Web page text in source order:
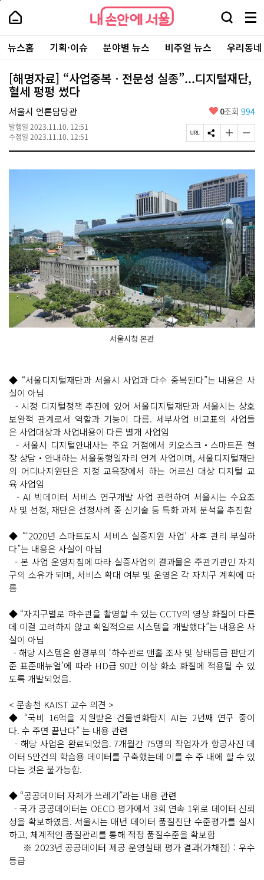
본
로
가
내
손
안
에
서
울
-
서
울
시
대
표
소
통
포
내
손
에
울
검
창
열
기
메
뉴
전
체
보
주
요
서
뉴스홈 기획·이슈 분야별 뉴스 비주얼 뉴스 우리동
[해명자료] “사업중복ㆍ전문성 실종”...디지털재단,
혈세 펑펑 썼다
서울시 언론담당관
발행일 2023.11.10. 12:51
수정일 2023.11.10. 12:51
좋
요
0조회 994
페
이
U
L
복
사
S
N
공
유
하
기
글
자
기
크
게
변
경
하
기
글
자
기
작
게
변
경
하
기
서울시청 본관
◆ “서울디지털재단과 서울시 사업과 다수 중복된다”는 내용은 사
실이 아님
- 시정 디지털정책 추진에 있어 서울디지털재단과 서울시는 상호
보완적 관계로서 역할과 기능이 다름. 세부사업 비교표의 사업들
은 사업대상과 사업내용이 다른 별개 사업임
- 서울시 디지털안내사는 주요 거점에서 키오스크‧스마트폰 현
장 상담‧안내하는 서울동행일자리 연계 사업이며, 서울디지털재단
의 어디나지원단은 지정 교육장에서 하는 어르신 대상 디지털 교
육 사업임
- AI 빅데이터 서비스 연구개발 사업 관련하여 서울시는 수요조
사 및 선정, 재단은 선정사례 중 신기술 등 특화 과제 분석을 추진함
◆ “‘2020년 스마트도시 서비스 실증지원 사업’ 사후 관리 부실하
다”는 내용은 사실이 아님
- 본 사업 운영지침에 따라 실증사업의 결과물은 주관기관인 자치
구의 소유가 되며, 서비스 확대 여부 및 운영은 각 자치구 계획에 따
름
◆ “자치구별로 하수관을 촬영할 수 있는 CCTV의 영상 화질이 다른
데 이걸 고려하지 않고 획일적으로 시스템을 개발했다”는 내용은 사
실이 아님
- 해당 시스템은 환경부의 ‘하수관로 맨홀 조사 및 상태등급 판단기
준 표준매뉴얼’에 따라 HD급 90만 이상 화소 화질에 적용될 수 있
도록 개발되었음.
< 문송천 KAIST 교수 의견 >
◆ “국비 16억을 지원받은 건물변화탐지 AI는 2년째 연구 중이
다. 수 주면 끝난다” 는 내용 관련
- 해당 사업은 완료되었음. 7개월간 75명의 작업자가 항공사진 데
이터 5만건의 학습용 데이터를 구축했는데 이를 수 주 내에 할 수 있
다는 것은 불가능함.
◆ “공공데이터 자체가 쓰레기”라는 내용 관련
- 국가 공공데이터는 OECD 평가에서 3회 연속 1위로 데이터 신뢰
성을 확보하였음. 서울시는 매년 데이터 품질진단 수준평가를 실시
하고, 체계적인 품질관리를 통해 적정 품질수준을 확보함
※ 2023년 공공데이터 제공 운영실태 평가 결과(가채점) : 우수
등급
페
상
단
로